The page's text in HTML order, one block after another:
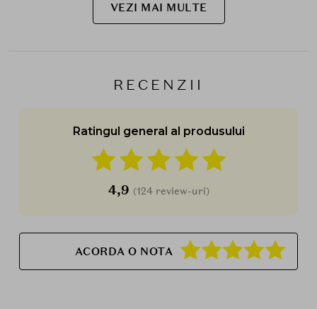
VEZI MAI MULTE
RECENZII
Ratingul general al produsului
4,9 (124 review-uri)
ACORDA O NOTA